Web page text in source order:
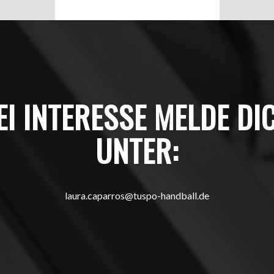
INTERESSE MELDE
UNTER:
laura.caparros@tuspo-handball.de